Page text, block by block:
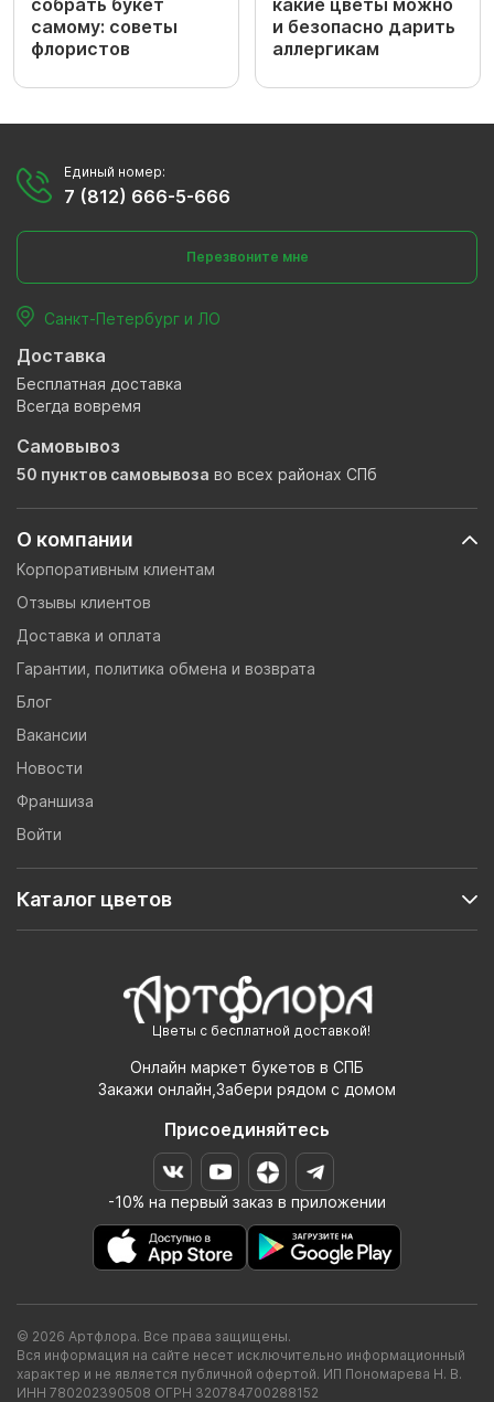
самому: советы
флористов
и безопасно дарить
аллергикам
Цветы с бесплатной доставкой!
Онлайн маркет букетов в СПБ
Закажи онлайн,Забери рядом с домом
Присоединяйтесь
-10% на первый заказ в приложении
О компании
Корпоративным клиентам
Отзывы клиентов
Доставка и оплата
Гарантии, политика обмена и возврата
Блог
Вакансии
Новости
Франшиза
Войти
Каталог цветов
Единый номер:
7 (812) 666-5-666
Перезвоните мне
Санкт-Петербург и ЛО
Доставка
Бесплатная доставка
Всегда вовремя
Самовывоз
50 пунктов самовывоза во всех районах СПб
© 2026 Артфлора. Все права защищены.
Вся информация на сайте несет исключительно информационный
характер и не является публичной офертой. ИП Пономарева Н. В.
ИНН 780202390508 ОГРН 320784700288152